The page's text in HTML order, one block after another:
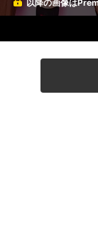
以降の画像は